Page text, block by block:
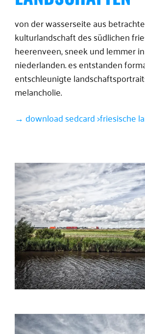
von der wasserseite aus
kulturlandschaft des südlichen
heerenveen, sneek und lemmer
niederlanden. es entstanden
entschleunigte
melancholie.
→ download sedcard >friesische